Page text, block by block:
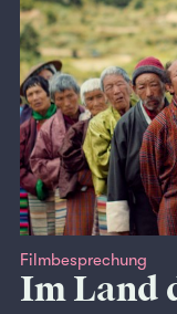
Filmbesprechung
Im Land